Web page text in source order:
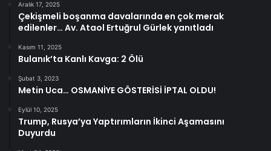
Aralık 17, 2025
Çekişmeli boşanma davalarında en çok merak
edilenler… Av. Ataol Ertuğrul Gürlek yanıtladı
Kasım 11, 2025
Bulanık’ta Kanlı Kavga: 2 Ölü
Şubat 3, 2023
Metin Uca… OSMANİYE GÖSTERİSİ İPTAL OLDU!
Eylül 10, 2025
Trump, Rusya’ya Yaptırımların İkinci Aşamasını
Duyurdu